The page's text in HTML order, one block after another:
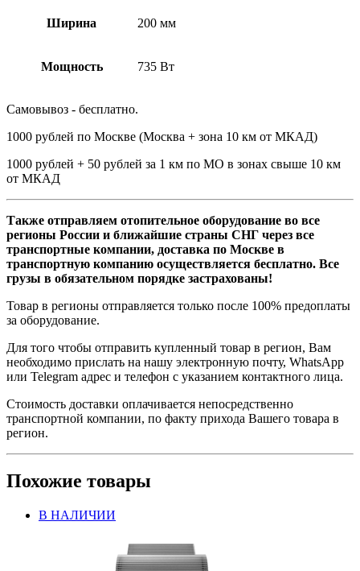
Ширина 200 мм
Мощность 735 Вт
Самовывоз - бесплатно.
1000 рублей по Москве (Москва + зона 10 км от МКАД)
1000 рублей + 50 рублей за 1 км по МО в зонах свыше 10 км
от МКАД
Также отправляем отопительное оборудование во все
регионы России и ближайшие страны СНГ через все
транспортные компании, доставка по Москве в
транспортную компанию осуществляется бесплатно. Все
грузы в обязательном порядке застрахованы!
Товар в регионы отправляется только после 100% предоплаты
за оборудование.
Для того чтобы отправить купленный товар в регион, Вам
необходимо прислать на нашу электронную почту, WhatsApp
или Telegram адрес и телефон с указанием контактного лица.
Стоимость доставки оплачивается непосредственно
транспортной компании, по факту прихода Вашего товара в
регион.
Похожие товары
В НАЛИЧИИ